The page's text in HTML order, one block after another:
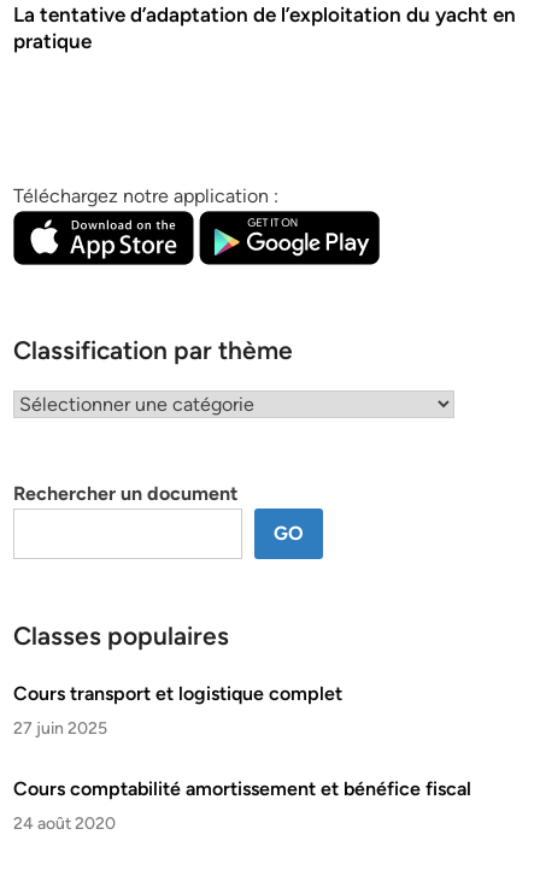
La tentative d’adaptation de l’exploitation du yacht en
pratique
Téléchargez notre application :
Classification par thème
Classification
Rechercher un document
GO
Classes populaires
Cours transport et logistique complet
27 juin 2025
Cours comptabilité amortissement et bénéfice fiscal
24 août 2020